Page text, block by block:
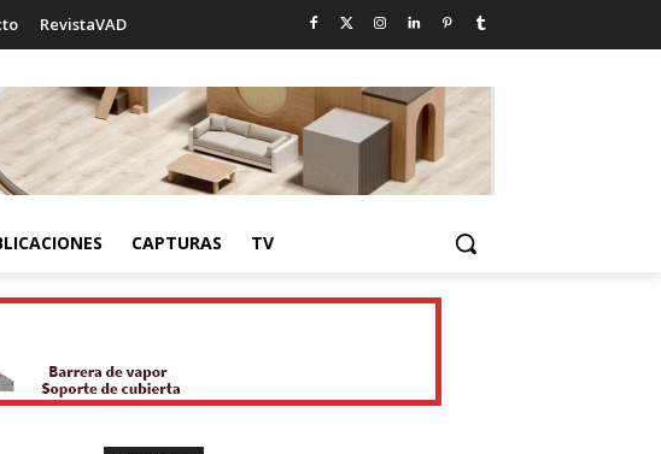
RevistaVAD
CAPTURAS TV